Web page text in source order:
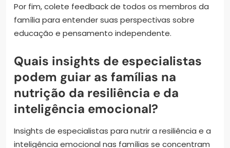
Por fim, colete feedback de todos os membros da
família para entender suas perspectivas sobre
educação e pensamento independente.
Quais insights de especialistas
podem guiar as famílias na
nutrição da resiliência e da
inteligência emocional?
Insights de especialistas para nutrir a resiliência e a
inteligência emocional nas famílias se concentram